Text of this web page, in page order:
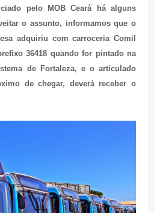
pelo MOB Ceará há alguns
o assunto, informamos que o
adquiriu com carroceria Comil
36418 quando for pintado na
de Fortaleza, e o articulado
de chegar, deverá receber o